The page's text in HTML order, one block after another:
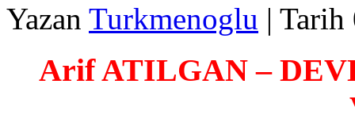
Yazan Turkmenoglu |
Arif ATILGAN –